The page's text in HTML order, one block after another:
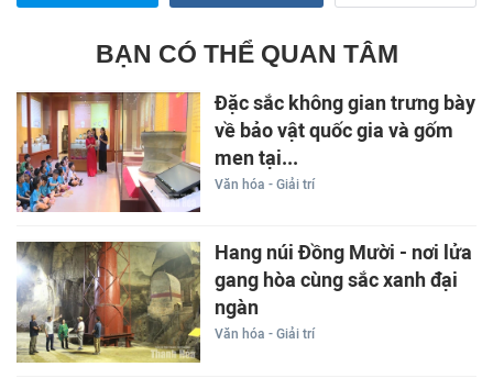
BẠN CÓ THỂ QUAN TÂM
Đặc sắc không gian trưng bày
về bảo vật quốc gia và gốm
men tại...
Văn hóa - Giải trí
Hang núi Đồng Mười - nơi lửa
gang hòa cùng sắc xanh đại
ngàn
Văn hóa - Giải trí